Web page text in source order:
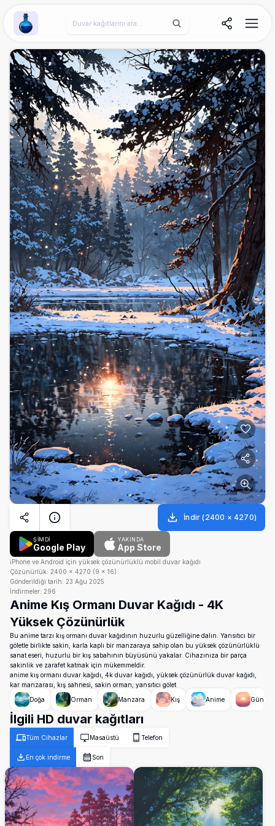
Wallpaper Alchemy
İndir (2400 × 4270)
ŞİMDİ
Google Play
YAKINDA
App Store
iPhone ve Android için yüksek çözünürlüklü mobil duvar kağıdı
Çözünürlük: 2400 × 4270 (9 × 16)
Gönderildiği tarih: 23 Ağu 2025
İndirmeler: 296
Anime Kış Ormanı Duvar Kağıdı - 4K
Yüksek Çözünürlük
Bu anime tarzı kış ormanı duvar kağıdının huzurlu güzelliğine dalın. Yansıtıcı bir
göletle birlikte sakin, karla kaplı bir manzaraya sahip olan bu yüksek çözünürlüklü
sanat eseri, huzurlu bir kış sabahının büyüsünü yakalar. Cihazınıza bir parça
sakinlik ve zarafet katmak için mükemmeldir.
anime kış ormanı duvar kağıdı, 4k duvar kağıdı, yüksek çözünürlük duvar kağıdı,
kar manzarası, kış sahnesi, sakin orman, yansıtıcı gölet
Doğa
Orman Manzara Kış Anime Güneş
İlgili HD duvar kağıtları
Tüm Cihazlar Masaüstü Telefon
En çok indirme Son